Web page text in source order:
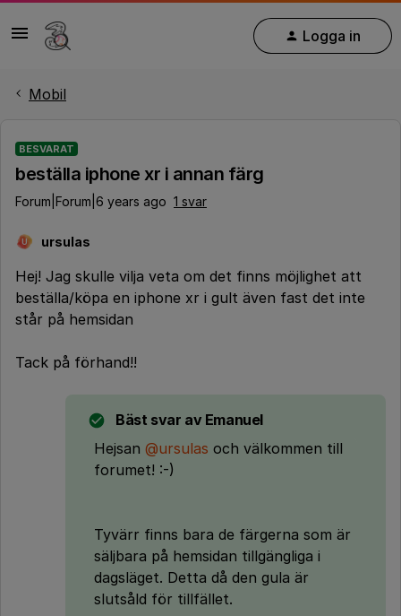
Logga in
Mobil
BESVARAT
beställa iphone xr i annan färg
Forum|Forum|6 years ago 1 svar
U ursulas
Hej! Jag skulle vilja veta om det finns möjlighet att
beställa/köpa en iphone xr i gult även fast det inte
står på hemsidan
Tack på förhand!!
Bäst svar av Emanuel
Hejsan @ursulas och välkommen till
forumet! :-)
Tyvärr finns bara de färgerna som är
säljbara på hemsidan tillgängliga i
dagsläget. Detta då den gula är
slutsåld för tillfället.